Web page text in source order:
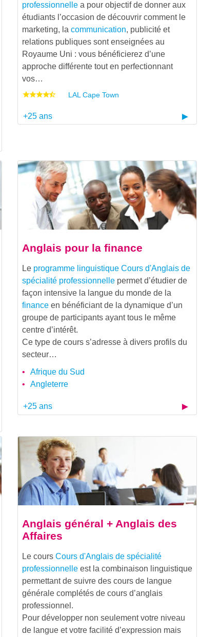
professionnelle a pour objectif de donner aux
étudiants l’occasion de découvrir comment le
marketing, la communication, publicité et
relations publiques sont enseignées au
Royaume Uni : vous bénéficierez d’une
approche différente tout en perfectionnant
vos…
LAL Cape Town
+25 ans
Anglais pour la finance
Le programme linguistique Cours d'Anglais de
spécialité professionnelle permet d’étudier de
façon intensive la langue du monde de la
financeen bénéficiant de la dynamique d’un
groupe de participants ayant tous le même
centre d’intérêt.
Ce type de cours s’adresse à divers profils du
secteur…
Afrique du Sud
Angleterre
+25 ans
Anglais général + Anglais des
Affaires
Le cours Cours d'Anglais de spécialité
professionnelle est la combinaison linguistique
permettant de suivre des cours de langue
générale complétés de cours d’anglais
professionnel.
Pour développer non seulement votre niveau
de langue et votre facilité d’expression mais